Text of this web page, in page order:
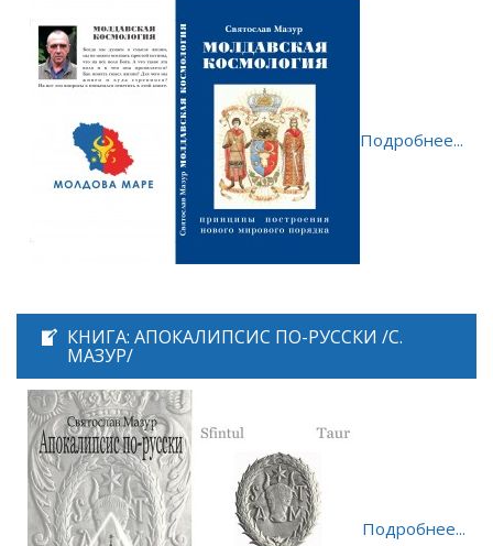
Подробнее...
КНИГА: АПОКАЛИПСИС ПО-РУССКИ /С.
МАЗУР/
Подробнее...